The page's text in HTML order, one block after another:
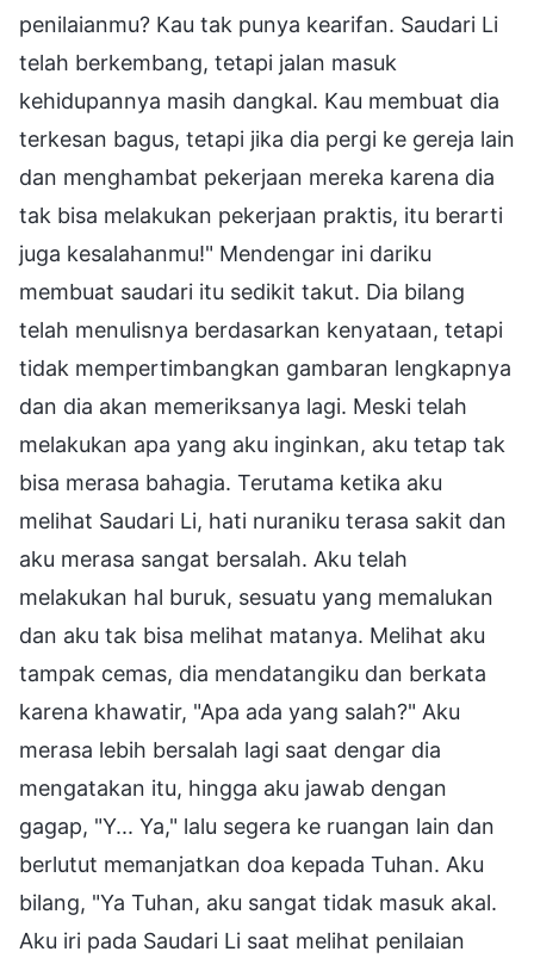
penilaianmu? Kau tak punya kearifan. Saudari Li
telah berkembang, tetapi jalan masuk
kehidupannya masih dangkal. Kau membuat dia
terkesan bagus, tetapi jika dia pergi ke gereja lain
dan menghambat pekerjaan mereka karena dia
tak bisa melakukan pekerjaan praktis, itu berarti
juga kesalahanmu!" Mendengar ini dariku
membuat saudari itu sedikit takut. Dia bilang
telah menulisnya berdasarkan kenyataan, tetapi
tidak mempertimbangkan gambaran lengkapnya
dan dia akan memeriksanya lagi. Meski telah
melakukan apa yang aku inginkan, aku tetap tak
bisa merasa bahagia. Terutama ketika aku
melihat Saudari Li, hati nuraniku terasa sakit dan
aku merasa sangat bersalah. Aku telah
melakukan hal buruk, sesuatu yang memalukan
dan aku tak bisa melihat matanya. Melihat aku
tampak cemas, dia mendatangiku dan berkata
karena khawatir, "Apa ada yang salah?" Aku
merasa lebih bersalah lagi saat dengar dia
mengatakan itu, hingga aku jawab dengan
gagap, "Y... Ya," lalu segera ke ruangan lain dan
berlutut memanjatkan doa kepada Tuhan. Aku
bilang, "Ya Tuhan, aku sangat tidak masuk akal.
Aku iri pada Saudari Li saat melihat penilaian